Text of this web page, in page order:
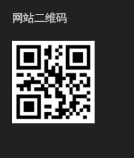
网站二维码